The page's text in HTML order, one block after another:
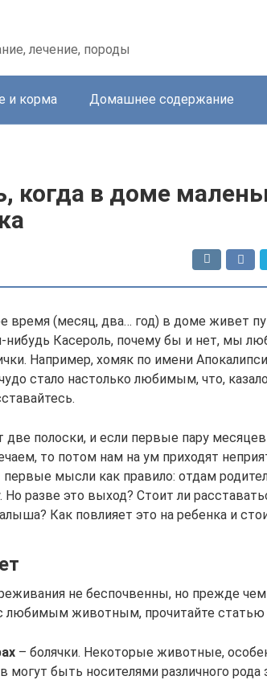
лечение, породы
и корма Домашнее содержание
когда в доме
время (месяц, два… год) в доме живет
нибудь Касероль, почему бы и нет, мы
Например, хомяк по имени
стало настолько любимым, что,
две полоски, и если первые пару
то потом нам на ум приходят
мысли как правило: отдам
Но разве это выход? Стоит ли
Как повлияет это на ребенка и
не беспочвенны, но прежде
любимым животным, прочитайте статью
– болячки. Некоторые животные,
могут быть носителями различного рода